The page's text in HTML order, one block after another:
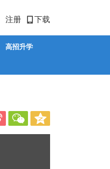
注册 下载
高招升学